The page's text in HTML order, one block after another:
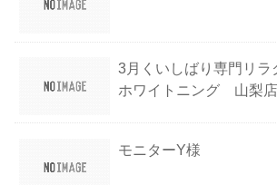
3月くいしばり専門リラ
ホワイトニング 山梨
モニターY様